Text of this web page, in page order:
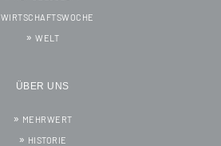
WIRTSCHAFTSWOCHE
WELT
ÜBER UNS
MEHRWERT
HISTORIE